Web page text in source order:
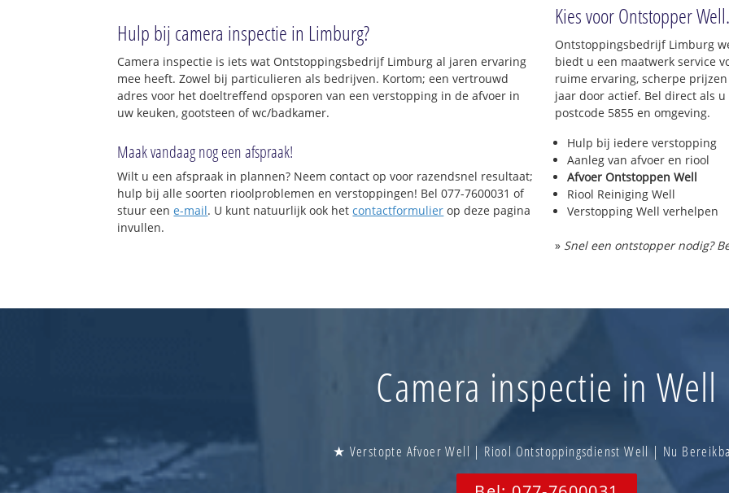
Hulp bij camera inspectie in Limburg?
Camera inspectie is iets wat Ontstoppingsbedrijf Limburg al jaren ervaring
mee heeft. Zowel bij particulieren als bedrijven. Kortom; een vertrouwd
adres voor het doeltreffend opsporen van een verstopping in de afvoer in
uw keuken, gootsteen of wc/badkamer.
Maak vandaag nog een afspraak!
Wilt u een afspraak in plannen? Neem contact op voor razendsnel resultaat;
hulp bij alle soorten rioolproblemen en verstoppingen! Bel 077-7600031 of
stuur eene-mail. U kunt natuurlijk ook hetcontactformulier op deze pagina
invullen.
Kies voor Ontstopper
Ontstoppingsbedrijf Limburg
biedt u een maatwerk service
ruime ervaring, scherpe
jaar door actief. Bel direct als
postcode 5855 en omgeving.
Hulp bij iedere verstopping
Aanleg van afvoer en riool
Afvoer Ontstoppen Well
Riool Reiniging Well
Verstopping Well verhelpen
» Snel een ontstopper nodig?
Camera inspectie in Well
★ Verstopte Afvoer Well | Riool Ontstoppingsdienst Well | Nu